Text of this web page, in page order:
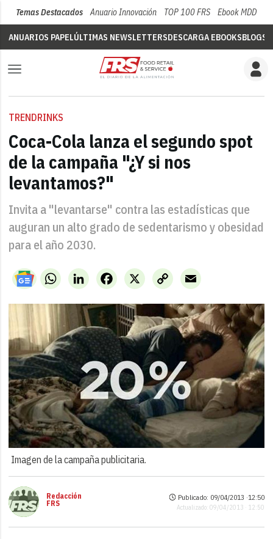
Temas Destacados Anuario Innovación TOP 100 FRS Ebook MDD
ANUARIOS PAPELÚLTIMAS NEWSLETTERSDESCARGA EBOOKSBLOGS
TRENDRINKS
Coca-Cola lanza el segundo spot
de la campaña "¿Y si nos
levantamos?"
Invita a "levantarse" contra las estadísticas que
auguran un alto grado de sedentarismo y obesidad
para el año 2030.
WhatsAppLinkedIn X
Facebook
Copy
Link
Email
Imagen de la campaña publicitaria.
Redacción
FRS
Publicado: 09/04/2013 ·12:50
Actualizado: 09/04/2013 · 12:50